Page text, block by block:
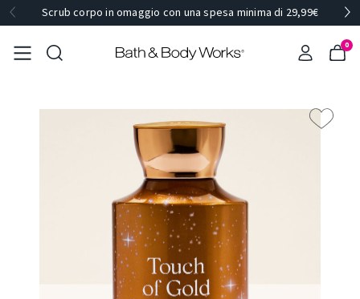
Scrub corpo in omaggio con una spesa minima di 29,99€
0